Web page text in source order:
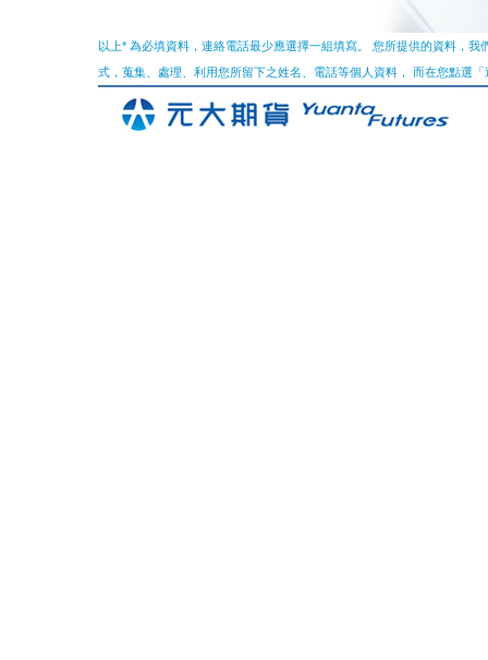
以上* 為必填資料，連絡電話最少應選擇一組填寫。 您所提供的資料，
式，蒐集、處理、利用您所留下之姓名、電話等個人資料， 而在您點選